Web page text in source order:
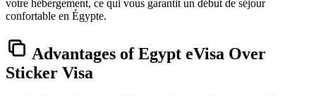
votre hébergement, ce qui vous garantit un début de séjour
confortable en Égypte.
Advantages of Egypt eVisa Over
Sticker Visa